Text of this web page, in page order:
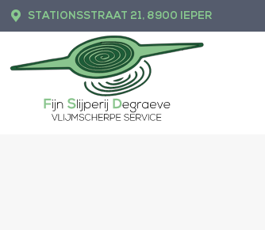
STATIONSSTRAAT 21, 8900 IEPER